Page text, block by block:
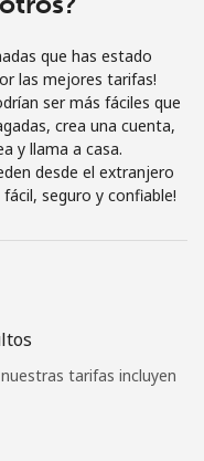
que has estado
las mejores tarifas!
ser más fáciles que
crea una cuenta,
y llama a casa.
desde el extranjero
seguro y confiable!
tarifas incluyen